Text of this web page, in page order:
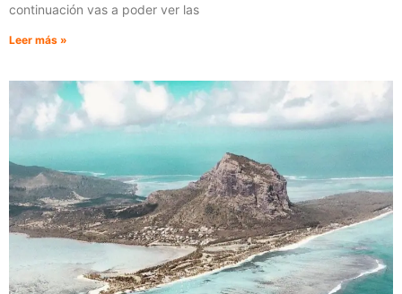
continuación vas a poder ver las
Leer más »